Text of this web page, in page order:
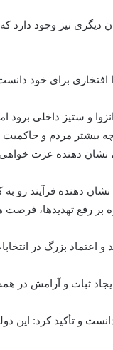
نیز وجود دارد
برای خود
و ستیز داخلی برود
بیشتر مردم و
کرده است، نشان دهنده عزت
دهنده فرآیند رو به
بر رفع تهدیدها، فرصت
ثبات و آرامش در
و تأکید کرد: این